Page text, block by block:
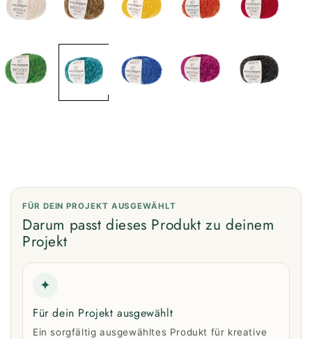
FÜR DEIN PROJEKT AUSGEWÄHLT
Darum passt dieses Produkt zu deinem
Projekt
✦
Für dein Projekt ausgewählt
Ein sorgfältig ausgewähltes Produkt für kreative